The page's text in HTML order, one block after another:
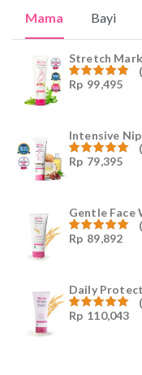
Mama Bayi
Stretch
Dinilai
Rp 99,495
Intensive
Dinilai
Rp 79,395
Gentle Face
Dinilai
Rp 89,892
Daily
Dinilai
Rp 110,043